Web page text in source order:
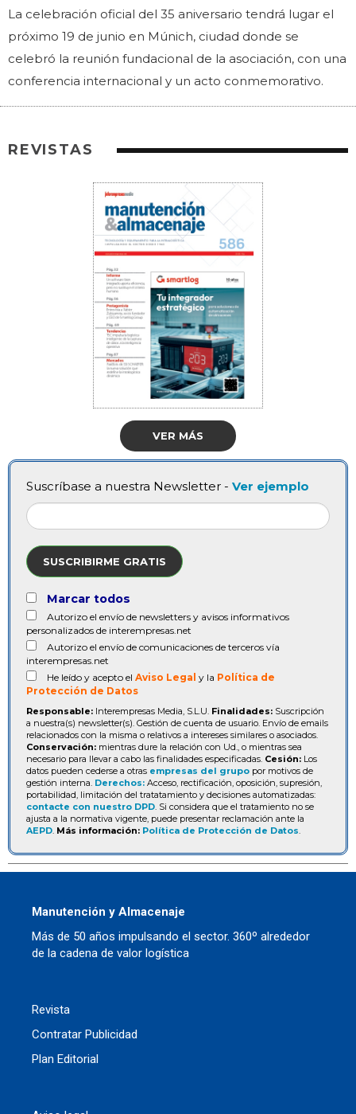
La celebración oficial del 35 aniversario tendrá lugar el
próximo 19 de junio en Múnich, ciudad donde se
celebró la reunión fundacional de la asociación, con una
conferencia internacional y un acto conmemorativo.
REVISTAS
VER MÁS
Suscríbase a nuestra Newsletter - Ver ejemplo
SUSCRIBIRME GRATIS
Marcar todos
Autorizo el envío de newsletters y avisos informativos
personalizados de interempresas.net
Autorizo el envío de comunicaciones de terceros vía
interempresas.net
He leído y acepto el Aviso Legal y la Política de
Protección de Datos
Responsable: Interempresas Media, S.L.U. Finalidades: Suscripción
a nuestra(s) newsletter(s). Gestión de cuenta de usuario. Envío de emails
relacionados con la misma o relativos a intereses similares o asociados.
Conservación: mientras dure la relación con Ud., o mientras sea
necesario para llevar a cabo las finalidades especificadas. Cesión: Los
datos pueden cederse a otras empresas del grupo por motivos de
gestión interna. Derechos: Acceso, rectificación, oposición, supresión,
portabilidad, limitación del tratatamiento y decisiones automatizadas:
contacte con nuestro DPD. Si considera que el tratamiento no se
ajusta a la normativa vigente, puede presentar reclamación ante la
AEPD. Más información: Política de Protección de Datos.
Manutención y Almacenaje
Más de 50 años impulsando el sector. 360º alrededor
de la cadena de valor logística
Revista
Contratar Publicidad
Plan Editorial